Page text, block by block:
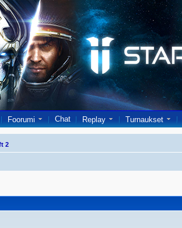
Foorumi Chat Replay Turnaukset
2